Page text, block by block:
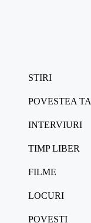
STIRI
POVESTEA TA
INTERVIURI
TIMP LIBER
FILME
LOCURI
POVESTI